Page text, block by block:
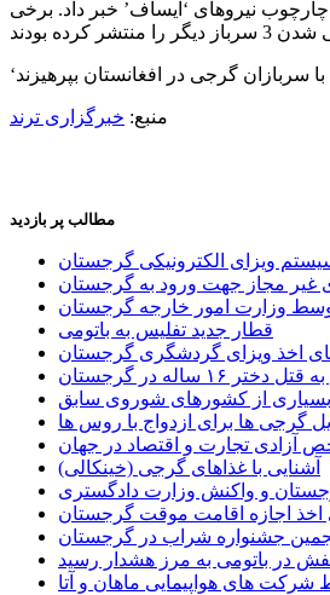
مشغول به خدمت در چارچوب نیروهای ‘ایساف’ خبر داد. برخی
منبع: خبرگزاری ترند
مطالب پر بازدید
ویزای الکترونیکی گرجستان
غیر مجاز جهت ورود به گرجستان
وزارت امور خارجه گرجستان
قطار جدید تفلیس به باتومی
اخذ ویزای گردشگری گرجستان
ساله در گرجستان
از کشورهای شوروی سابق
گرجی ها برای ازدواج با روس ها
آزادی تجارت و اقتصاد در جهان
آشنایی با غذاهای گرجی (خینکالی)
و واکنش وزارت دادگستری
اخذ اجازه اقامت موقت گرجستان
جشنواره شراب در گرجستان
در باتومی به مرز هشدار رسید
های هواپیمایی ماهان و آتا